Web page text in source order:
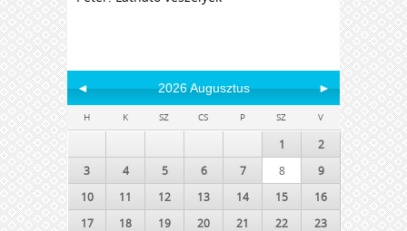
◄ 2026 Augusztus ►
H K SZ CS P SZ V
1
2
3
4 5 6 7 8
9
10
11 12 13 14 15
16
17
18 19 20 21 22
23